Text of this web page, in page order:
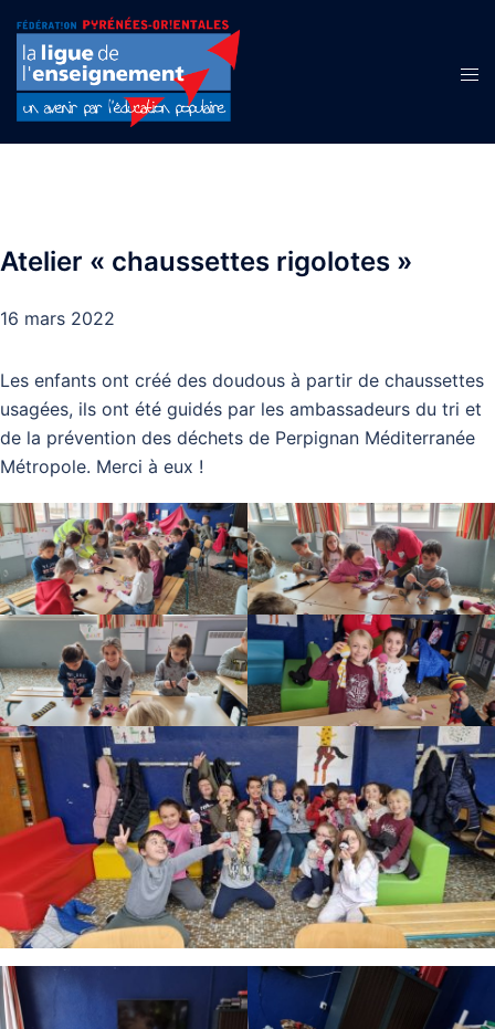
contenu
Atelier « chaussettes rigolotes »
16 mars 2022
Les enfants ont créé des doudous à partir de chaussettes
usagées, ils ont été guidés par les ambassadeurs du tri et
de la prévention des déchets de Perpignan Méditerranée
Métropole. Merci à eux !